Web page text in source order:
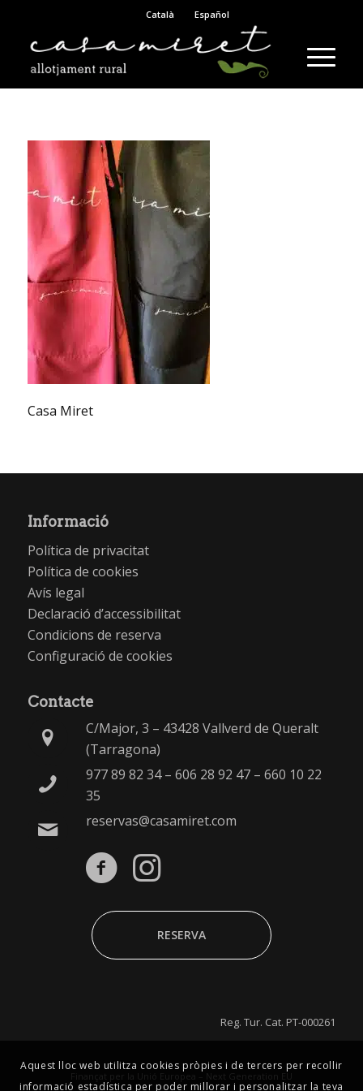
Català Español
Casa Miret
Informació
Política de privacitat
Política de cookies
Avís legal
Declaració d’accessibilitat
Condicions de reserva
Configuració de cookies
Contacte
C/Major, 3 – 43428 Vallverd de Queralt
(Tarragona)
977 89 82 34– 606 28 92 47– 660 10 22
35
reservas@casamiret.com
RESERVA
Reg. Tur. Cat. PT-000261
Finançat per la Unió Europea – Next Generation EU
Aquest lloc web utilitza cookies pròpies i de tercers per recollir
informació estadística per poder millorar i personalitzar la teva